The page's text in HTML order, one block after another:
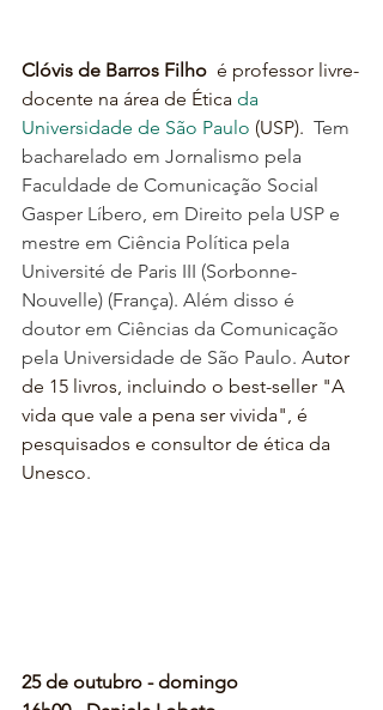
Clóvis de Barros Filho é professor livre-
docente na área de Ética da
Universidade de São Paulo (USP). Tem
bacharelado em Jornalismo pela
Faculdade de Comunicação Social
Gasper Líbero, em Direito pela USP e
mestre em Ciência Política pela
Université de Paris III (Sorbonne-
Nouvelle) (França). Além disso é
doutor em Ciências da Comunicação
pela Universidade de São Paulo. Autor
de 15 livros, incluindo o best-seller "A
vida que vale a pena ser vivida", é
pesquisados e consultor de ética da
Unesco.
25 de outubro - domingo